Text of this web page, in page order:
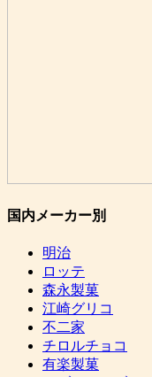
国内メーカー別
明治
ロッテ
森永製菓
江崎グリコ
不二家
チロルチョコ
有楽製菓